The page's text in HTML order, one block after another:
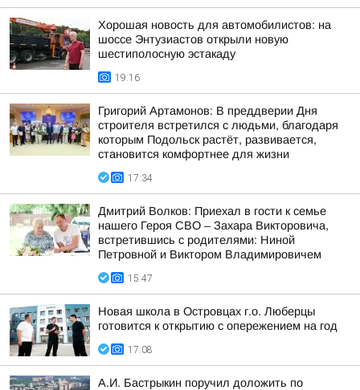
Хорошая новость для автомобилистов: на
шоссе Энтузиастов открыли новую
шестиполосную эстакаду
19:16
Григорий Артамонов: В преддверии Дня
строителя встретился с людьми, благодаря
которым Подольск растёт, развивается,
становится комфортнее для жизни
17:34
Дмитрий Волков: Приехал в гости к семье
нашего Героя СВО – Захара Викторовича,
встретившись с родителями: Ниной
Петровной и Виктором Владимировичем
15:47
Новая школа в Островцах г.о. Люберцы
готовится к открытию с опережением на год
17:08
А.И. Бастрыкин поручил доложить по